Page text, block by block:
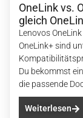
OneLink vs.
gleich
Lenovos
OneLink+ sind
Du bekommst
die passende
Weiterlesen